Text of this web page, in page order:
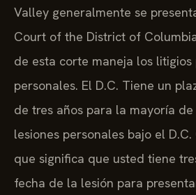
Valley generalmente se
Court of the District of
de esta corte maneja los litigios
personales. El D.C. Tiene un
de tres años para la mayoría
lesiones personales bajo el
que significa que usted tiene
fecha de la lesión para